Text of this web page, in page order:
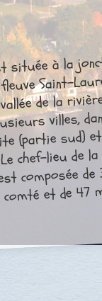
située à la
Saint-
de la
villes,
(partie sud)
chef-lieu de
composée
et de 47